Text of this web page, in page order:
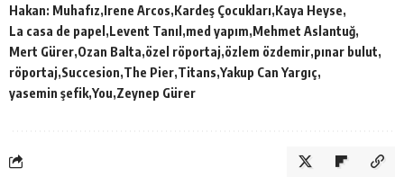
Hakan: Muhafız Irene Arcos Kardeş Çocukları Kaya Heyse
La casa de papel Levent Tanıl med yapım Mehmet Aslantuğ
Mert Gürer Ozan Balta özel röportaj özlem özdemir pınar bulut
röportaj Succesion The Pier Titans Yakup Can Yargıç
yasemin şefik You Zeynep Gürer